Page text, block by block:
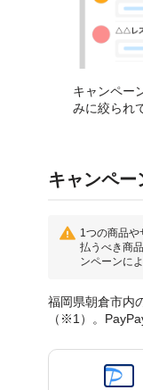
キャンペー
みに絞られ
キャンペー
1つの商品や
払うべき商
ンペーンに
福岡県朝倉市内
（※1）。